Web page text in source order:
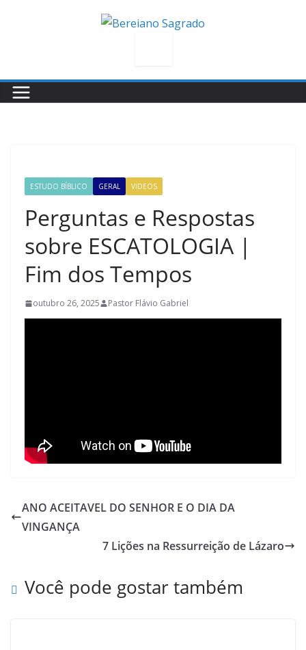
ESTUDO BÍBLICO GERAL VIDEOS
Perguntas e Respostas
sobre ESCATOLOGIA |
Fim dos Tempos
outubro 26, 2025 Pastor Flávio Gabriel
ANO ACEITAVEL DO SENHOR E O DIA DA
VINGANÇA
7 Lições na Ressurreição de Lázaro
Você pode gostar também